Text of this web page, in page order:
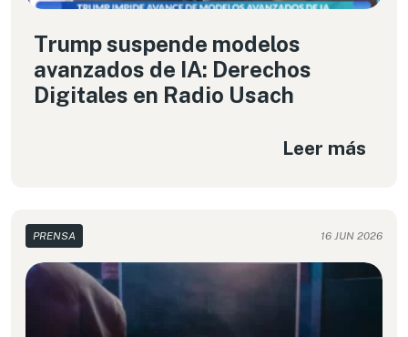
Trump suspende modelos
avanzados de IA: Derechos
Digitales en Radio Usach
Leer más
PRENSA 16 JUN 2026